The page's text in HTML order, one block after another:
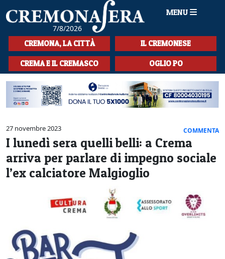
7/8/2026
MENU
HOME
CRONACA
SPORT
LA MUSICA
CULTURA
LA STORIA
SPETTACOLI
SEZIONI
CERCA
CREMONA, LA CITTÀ IL CREMONESE
CREMA E IL CREMASCO OGLIO PO
27 novembre 2023 COMMENTA
I lunedì sera quelli belli: a Crema
arriva per parlare di impegno sociale
l’ex calciatore Malgioglio